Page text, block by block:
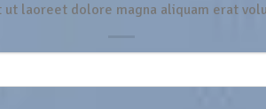
ut laoreet dolore magna aliquam erat